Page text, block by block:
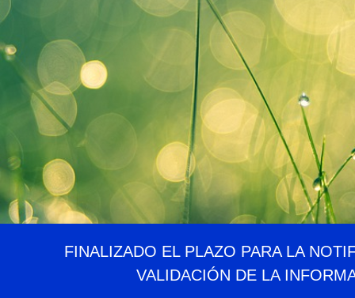
FINALIZADO EL PLAZO PARA LA
VALIDACIÓN DE LA